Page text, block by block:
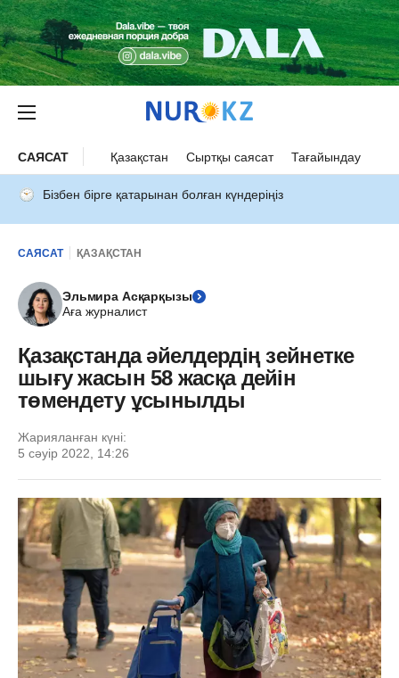
САЯСАТ Қазақстан Сыртқы саясат Тағайындау
Бізбен бірге қатарынан болған күндеріңіз
САЯСАТ ҚАЗАҚСТАН
Эльмира Асқарқызы
Аға журналист
Қазақстанда әйелдердің зейнетке
шығу жасын 58 жасқа дейін
төмендету ұсынылды
Жарияланған күні:
5 сәуір 2022, 14:26